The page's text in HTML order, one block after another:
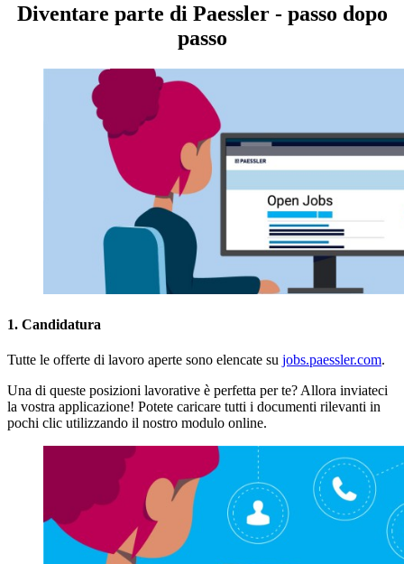
Diventare parte di Paessler - passo dopo
passo
1. Candidatura
Tutte le offerte di lavoro aperte sono elencate su jobs.paessler.com.
Una di queste posizioni lavorative è perfetta per te? Allora inviateci
la vostra applicazione! Potete caricare tutti i documenti rilevanti in
pochi clic utilizzando il nostro modulo online.